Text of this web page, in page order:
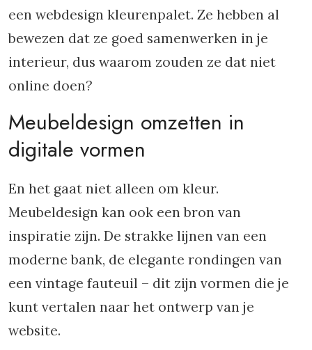
een webdesign kleurenpalet. Ze hebben al
bewezen dat ze goed samenwerken in je
interieur, dus waarom zouden ze dat niet
online doen?
Meubeldesign omzetten in
digitale vormen
En het gaat niet alleen om kleur.
Meubeldesign kan ook een bron van
inspiratie zijn. De strakke lijnen van een
moderne bank, de elegante rondingen van
een vintage fauteuil – dit zijn vormen die je
kunt vertalen naar het ontwerp van je
website.